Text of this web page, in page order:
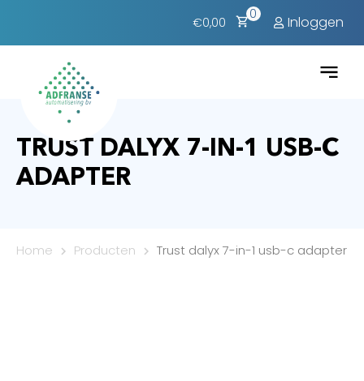
0
€0,00 Inloggen
TRUST DALYX 7-IN-1 USB-C
ADAPTER
Home Producten Trust dalyx 7-in-1 usb-c adapter